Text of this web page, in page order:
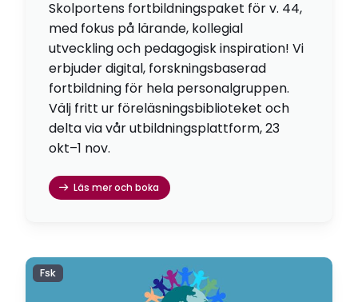
Skolportens fortbildningspaket för v. 44,
med fokus på lärande, kollegial
utveckling och pedagogisk inspiration! Vi
erbjuder digital, forskningsbaserad
fortbildning för hela personalgruppen.
Välj fritt ur föreläsningsbiblioteket och
delta via vår utbildningsplattform, 23
okt–1 nov.
Läs mer och boka
Fsk